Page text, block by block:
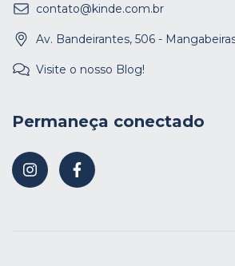
contato@kinde.com.br
Av. Bandeirantes, 506 -
Visite o nosso Blog!
Permaneça conectado